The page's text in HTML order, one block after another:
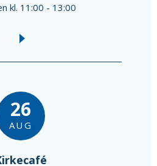
kl. 11:00 - 13:00
26
AUG